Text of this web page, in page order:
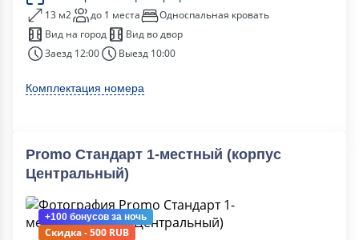
13 м2 до 1 места
Односпальная кровать
Вид на город
Вид во двор
Заезд 12:00
Выезд 10:00
Комплектация номера
Promo Стандарт 1-местный (корпус
Центральный)
+100 бонусов за ночь
Скидка - 500 RUB